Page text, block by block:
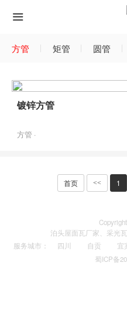
方管 矩管 圆管
镀锌方管
方管 ·
首页 << 1
泊头屋面瓦厂家 采光瓦
服务城市 ： 四川 自贡 宜
蜀ICP备